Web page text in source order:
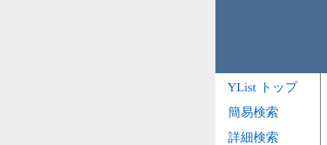
YList トップ
簡易検索
詳細検索